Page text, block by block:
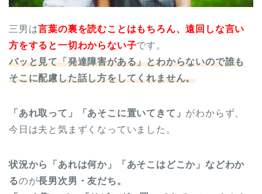
三男は言葉の裏を読むことはもちろん、遠回しな言い
方をすると一切わからない子です。
パッと見て「発達障害がある」とわからないので誰も
そこに配慮した話し方をしてくれません。
「あれ取って」「あそこに置いてきて」 がわからず、
今日は夫と気まずくなっていました。
状況から「あれは何か」「あそこはどこか」などわか
るのが長男次男・友だち。